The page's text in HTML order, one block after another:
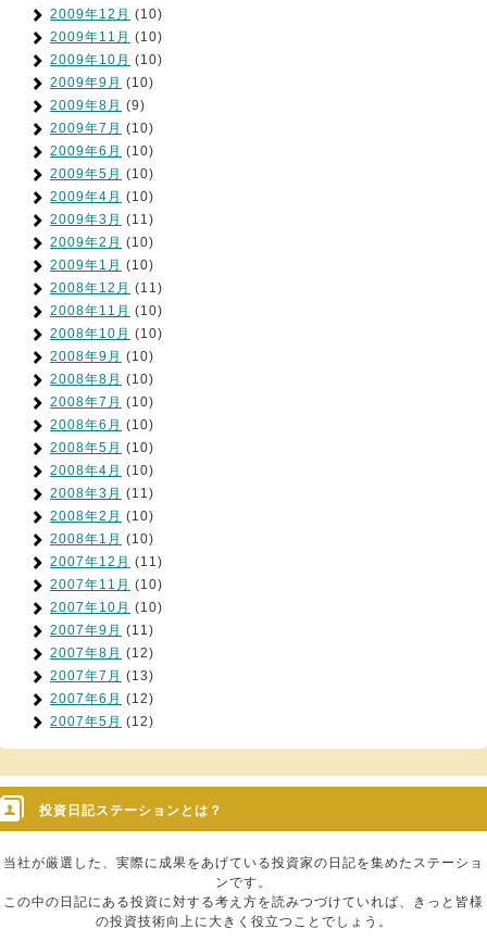
2009年12月 (10)
2009年11月 (10)
2009年10月 (10)
2009年9月 (10)
2009年8月 (9)
2009年7月 (10)
2009年6月 (10)
2009年5月 (10)
2009年4月 (10)
2009年3月 (11)
2009年2月 (10)
2009年1月 (10)
2008年12月 (11)
2008年11月 (10)
2008年10月 (10)
2008年9月 (10)
2008年8月 (10)
2008年7月 (10)
2008年6月 (10)
2008年5月 (10)
2008年4月 (10)
2008年3月 (11)
2008年2月 (10)
2008年1月 (10)
2007年12月 (11)
2007年11月 (10)
2007年10月 (10)
2007年9月 (11)
2007年8月 (12)
2007年7月 (13)
2007年6月 (12)
2007年5月 (12)
投資日記ステーションとは？
当社が厳選した、実際に成果をあげている投資家の日記を集めたステーショ
ンです。
この中の日記にある投資に対する考え方を読みつづけていれば、きっと皆様
の投資技術向上に大きく役立つことでしょう。